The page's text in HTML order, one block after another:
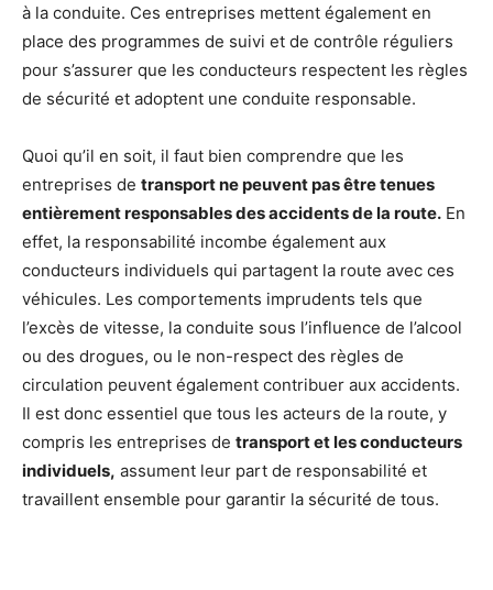
à la conduite. Ces entreprises mettent également en
place des programmes de suivi et de contrôle réguliers
pour s’assurer que les conducteurs respectent les règles
de sécurité et adoptent une conduite responsable.
Quoi qu’il en soit, il faut bien comprendre que les
entreprises de transport ne peuvent pas être tenues
entièrement responsables des accidents de la route. En
effet, la responsabilité incombe également aux
conducteurs individuels qui partagent la route avec ces
véhicules. Les comportements imprudents tels que
l’excès de vitesse, la conduite sous l’influence de l’alcool
ou des drogues, ou le non-respect des règles de
circulation peuvent également contribuer aux accidents.
Il est donc essentiel que tous les acteurs de la route, y
compris les entreprises de transport et les conducteurs
individuels, assument leur part de responsabilité et
travaillent ensemble pour garantir la sécurité de tous.